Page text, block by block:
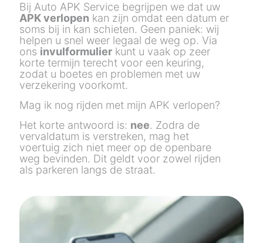
Bij Auto APK Service begrijpen we dat uw
APK verlopen kan zijn omdat een datum er
soms bij in kan schieten. Geen paniek: wij
helpen u snel weer legaal de weg op. Via
ons invulformulier kunt u vaak op zeer
korte termijn terecht voor een keuring,
zodat u boetes en problemen met uw
verzekering voorkomt.
Mag ik nog rijden met mijn APK verlopen?
Het korte antwoord is: nee. Zodra de
vervaldatum is verstreken, mag het
voertuig zich niet meer op de openbare
weg bevinden. Dit geldt voor zowel rijden
als parkeren langs de straat.